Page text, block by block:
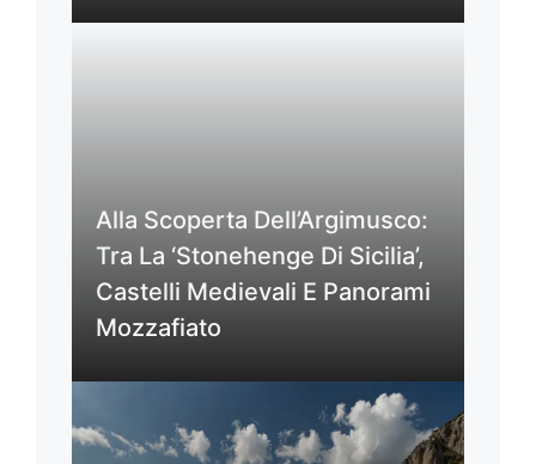
Alla Scoperta Dell’Argimusco:
Tra La ‘Stonehenge Di Sicilia’,
Castelli Medievali E Panorami
Mozzafiato